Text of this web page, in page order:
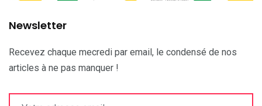
Newsletter
Recevez chaque mecredi par email, le condensé de nos
articles à ne pas manquer !